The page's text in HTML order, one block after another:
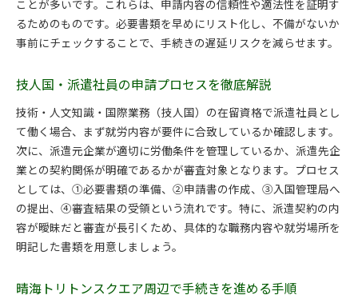
ことが多いです。これらは、申請内容の信頼性や適法性を証明す
るためのものです。必要書類を早めにリスト化し、不備がないか
事前にチェックすることで、手続きの遅延リスクを減らせます。
技人国・派遣社員の申請プロセスを徹底解説
技術・人文知識・国際業務（技人国）の在留資格で派遣社員とし
て働く場合、まず就労内容が要件に合致しているか確認します。
次に、派遣元企業が適切に労働条件を管理しているか、派遣先企
業との契約関係が明確であるかが審査対象となります。プロセス
としては、①必要書類の準備、②申請書の作成、③入国管理局へ
の提出、④審査結果の受領という流れです。特に、派遣契約の内
容が曖昧だと審査が長引くため、具体的な職務内容や就労場所を
明記した書類を用意しましょう。
晴海トリトンスクエア周辺で手続きを進める手順